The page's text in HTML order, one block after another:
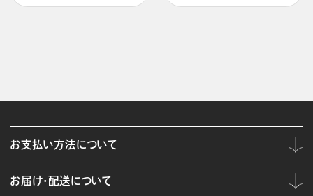
お支払い方法について
お届け・配送について